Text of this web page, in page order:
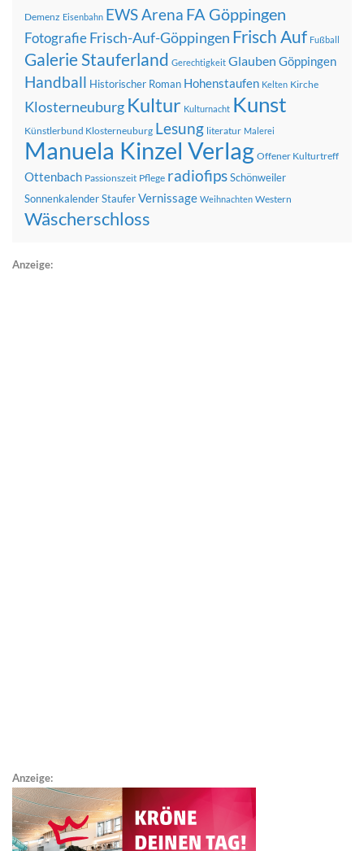
Demenz Eisenbahn EWS Arena FA Göppingen
FotografieFrisch-Auf-Göppingen Frisch Auf Fußball
Galerie Stauferland Gerechtigkeit Glauben Göppingen
Handball Historischer Roman Hohenstaufen Kelten Kirche
Klosterneuburg Kultur Kulturnacht Kunst
Künstlerbund Klosterneuburg Lesung literatur Malerei
Manuela Kinzel Verlag Offener Kulturtreff
Ottenbach Passionszeit Pflege radiofipsSchönweiler
SonnenkalenderStauferVernissage Weihnachten Western
Wäscherschloss
Anzeige:
Anzeige: